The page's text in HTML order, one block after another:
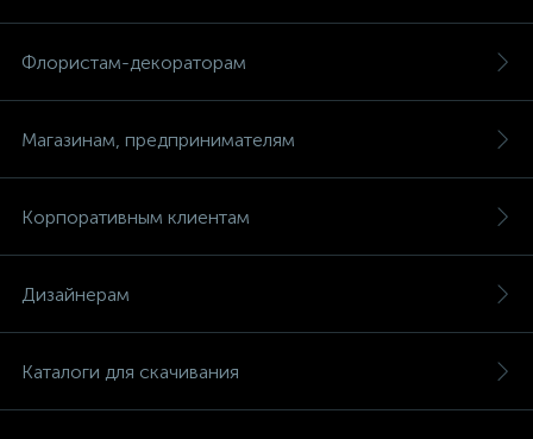
Флористам-декораторам
Магазинам, предпринимателям
Корпоративным клиентам
Дизайнерам
Каталоги для скачивания